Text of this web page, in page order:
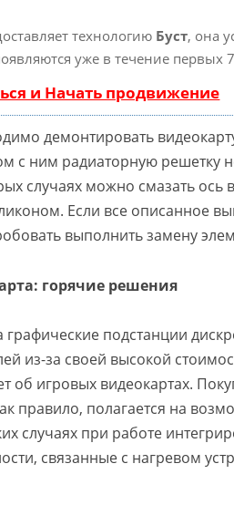
технологию Буст, она
уже в течение первых
и Начать продвижение
демонтировать
с ним радиаторную решетку
случаях можно смазать
Если все описанное
выполнить замену
горячие решения
подстанции
из-за своей высокой
об игровых видеокартах.
правило, полагается на
случаях при работе
связанные с нагревом